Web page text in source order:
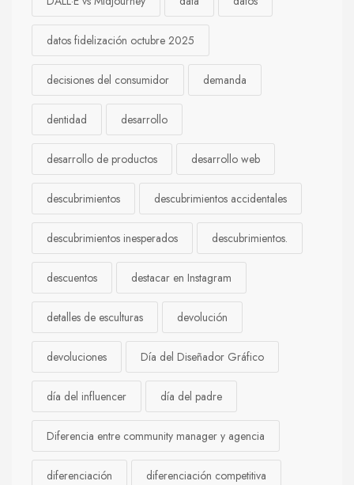
datos fidelización octubre 2025
decisiones del consumidor demanda
dentidad desarrollo
desarrollo de productos desarrollo web
descubrimientos descubrimientos accidentales
descubrimientos inesperados descubrimientos.
descuentos destacar en Instagram
detalles de esculturas devolución
devoluciones Día del Diseñador Gráfico
día del influencer día del padre
Diferencia entre community manager y agencia
diferenciación diferenciación competitiva